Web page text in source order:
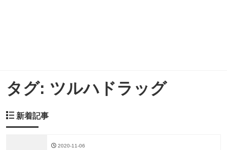
タグ: ツルハドラッグ
新着記事
2020-11-06